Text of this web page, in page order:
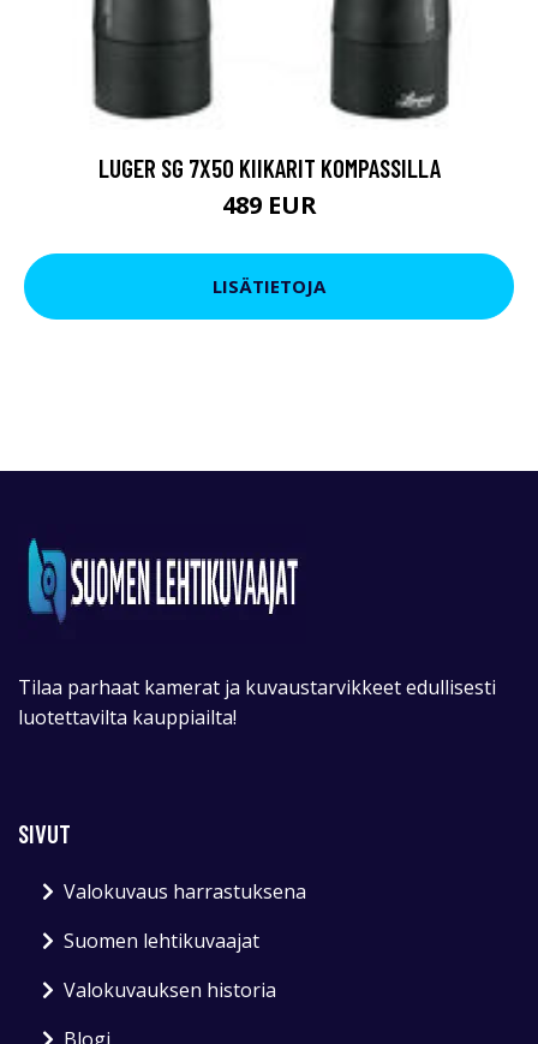
LUGER SG 7X50 KIIKARIT KOMPASSILLA
489 EUR
LISÄTIETOJA
Tilaa parhaat kamerat ja kuvaustarvikkeet edullisesti
luotettavilta kauppiailta!
SIVUT
Valokuvaus harrastuksena
Suomen lehtikuvaajat
Valokuvauksen historia